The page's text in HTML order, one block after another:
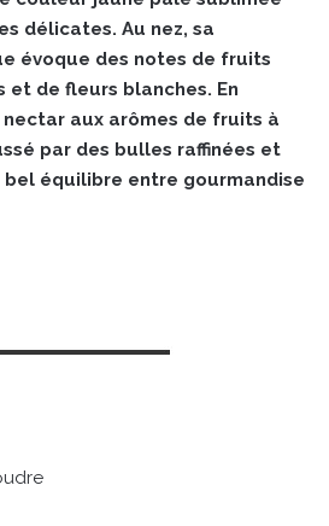
délicates. Au nez, sa
évoque des notes de fruits
et de fleurs blanches. En
aux arômes de fruits à
par des bulles raffinées et
équilibre entre gourmandise